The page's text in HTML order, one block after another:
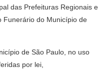
das Prefeituras Regionais e
Funerário do Município de
de São Paulo, no uso
por lei,